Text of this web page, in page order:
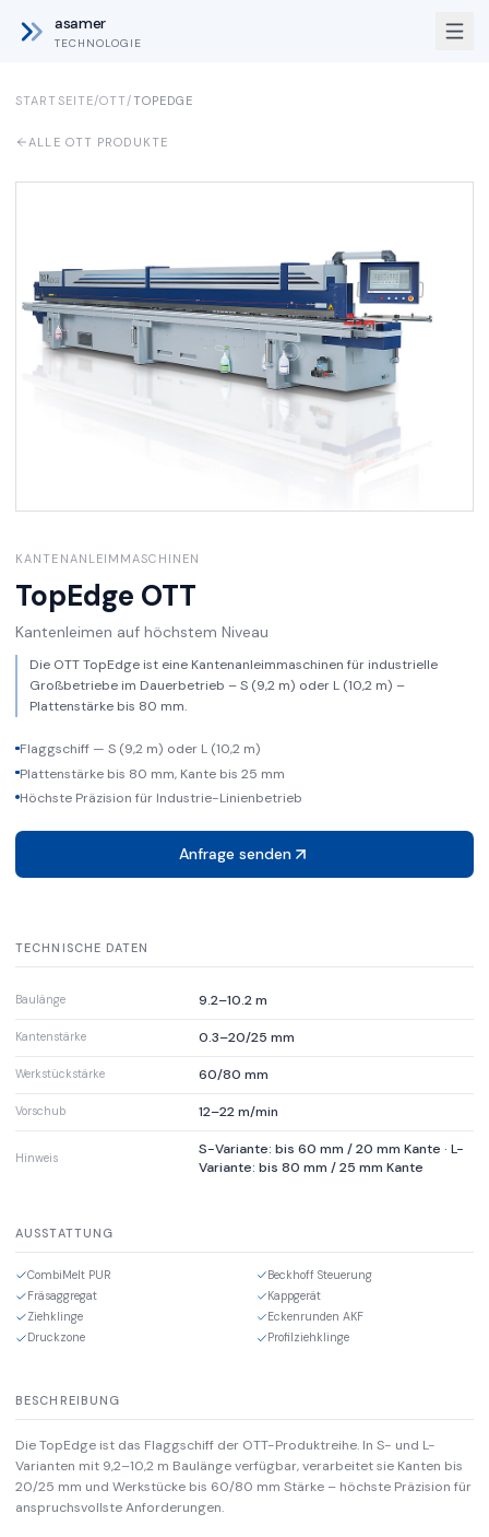
asamer
TECHNOLOGIE
STARTSEITE/OTT/TOPEDGE
ALLE OTT PRODUKTE
KANTENANLEIMMASCHINEN
TopEdge OTT
Kantenleimen auf höchstem Niveau
Die OTT TopEdge ist eine Kantenanleimmaschinen für industrielle
Großbetriebe im Dauerbetrieb – S (9,2 m) oder L (10,2 m) –
Plattenstärke bis 80 mm.
Flaggschiff — S (9,2 m) oder L (10,2 m)
Plattenstärke bis 80 mm, Kante bis 25 mm
Höchste Präzision für Industrie-Linienbetrieb
Anfrage senden
TECHNISCHE DATEN
Baulänge 9.2–10.2 m
Kantenstärke 0.3–20/25 mm
Werkstückstärke 60/80 mm
Vorschub 12–22 m/min
Hinweis
S-Variante: bis 60 mm / 20 mm Kante · L-
Variante: bis 80 mm / 25 mm Kante
AUSSTATTUNG
CombiMelt PUR
Beckhoff Steuerung
Fräsaggregat
Kappgerät
Ziehklinge
Eckenrunden AKF
Druckzone
Profilziehklinge
BESCHREIBUNG
Die TopEdge ist das Flaggschiff der OTT-Produktreihe. In S- und L-
Varianten mit 9,2–10,2 m Baulänge verfügbar, verarbeitet sie Kanten bis
20/25 mm und Werkstücke bis 60/80 mm Stärke – höchste Präzision für
anspruchsvollste Anforderungen.